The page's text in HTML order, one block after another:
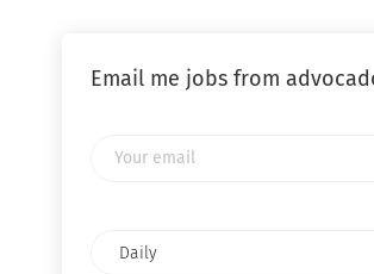
Email me jobs from
frequency